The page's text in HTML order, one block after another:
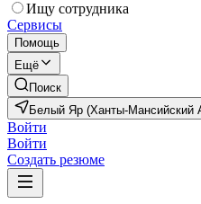
Ищу сотрудника
Сервисы
Помощь
Ещё
Поиск
Белый Яр (Ханты-Мансийский
Войти
Войти
Создать резюме